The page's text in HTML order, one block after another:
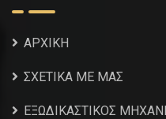
ΑΡΧΙΚΗ
ΣΧΕΤΙΚΑ ΜΕ ΜΑΣ
ΕΞΩΔΙΚΑΣΤΙΚΟΣ